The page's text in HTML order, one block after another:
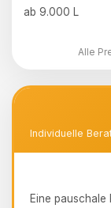
ab 9.000 L
Alle
Individuelle
Eine